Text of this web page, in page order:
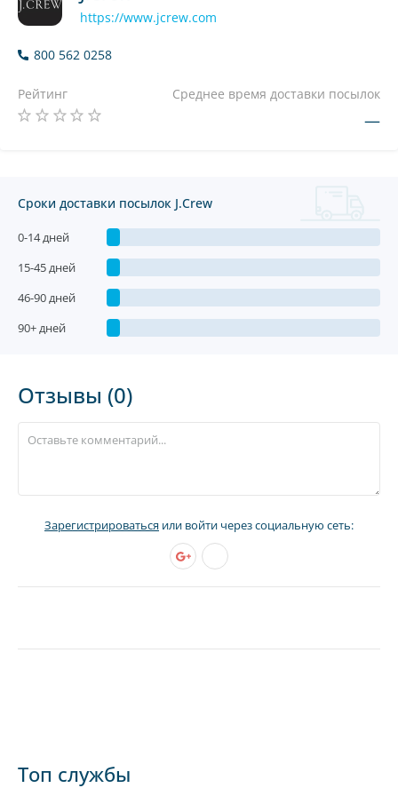
https://www.jcrew.com
800 562 0258
Рейтинг Среднее время доставки посылок
—
Сроки доставки посылок J.Crew
0-14 дней
15-45 дней
46-90 дней
90+ дней
Отзывы (0)
Зарегистрироваться или войти через социальную сеть:
Топ службы